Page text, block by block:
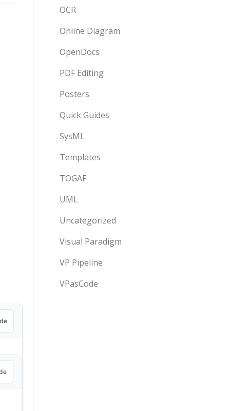
OCR
Online Diagram
OpenDocs
PDF Editing
Posters
Quick Guides
SysML
Templates
TOGAF
UML
Uncategorized
Visual Paradigm
VP Pipeline
VPasCode